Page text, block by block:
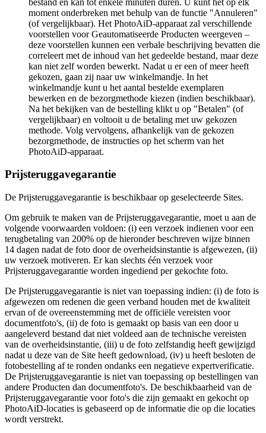
moment onderbreken met behulp van de functie "Annuleren"
(of vergelijkbaar). Het PhotoAiD-apparaat zal verschillende
voorstellen voor Geautomatiseerde Producten weergeven –
deze voorstellen kunnen een verbale beschrijving bevatten die
correleert met de inhoud van het gedeelde bestand, maar deze
kan niet zelf worden bewerkt. Nadat u er een of meer heeft
gekozen, gaan zij naar uw winkelmandje. In het
winkelmandje kunt u het aantal bestelde exemplaren
bewerken en de bezorgmethode kiezen (indien beschikbaar).
Na het bekijken van de bestelling klikt u op "Betalen" (of
vergelijkbaar) en voltooit u de betaling met uw gekozen
methode. Volg vervolgens, afhankelijk van de gekozen
bezorgmethode, de instructies op het scherm van het
PhotoAiD-apparaat.
Prijsteruggavegarantie
De Prijsteruggavegarantie is beschikbaar op geselecteerde Sites.
Om gebruik te maken van de Prijsteruggavegarantie, moet u aan de
volgende voorwaarden voldoen: (i) een verzoek indienen voor een
terugbetaling van 200% op de hieronder beschreven wijze binnen
14 dagen nadat de foto door de overheidsinstantie is afgewezen, (ii)
uw verzoek motiveren. Er kan slechts één verzoek voor
Prijsteruggavegarantie worden ingediend per gekochte foto.
De Prijsteruggavegarantie is niet van toepassing indien: (i) de foto is
afgewezen om redenen die geen verband houden met de kwaliteit
ervan of de overeenstemming met de officiële vereisten voor
documentfoto's, (ii) de foto is gemaakt op basis van een door u
aangeleverd bestand dat niet voldeed aan de technische vereisten
van de overheidsinstantie, (iii) u de foto zelfstandig heeft gewijzigd
nadat u deze van de Site heeft gedownload, (iv) u heeft besloten de
fotobestelling af te ronden ondanks een negatieve expertverificatie.
De Prijsteruggavegarantie is niet van toepassing op bestellingen van
andere Producten dan documentfoto's. De beschikbaarheid van de
Prijsteruggavegarantie voor foto's die zijn gemaakt en gekocht op
PhotoAiD-locaties is gebaseerd op de informatie die op die locaties
wordt verstrekt.